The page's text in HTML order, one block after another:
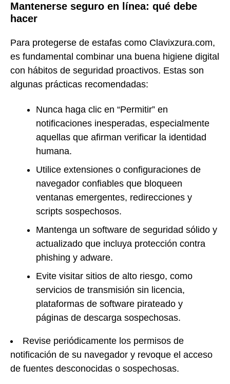
Mantenerse seguro en línea: qué debe
hacer
Para protegerse de estafas como Clavixzura.com,
es fundamental combinar una buena higiene digital
con hábitos de seguridad proactivos. Estas son
algunas prácticas recomendadas:
Nunca haga clic en “Permitir” en
notificaciones inesperadas, especialmente
aquellas que afirman verificar la identidad
humana.
Utilice extensiones o configuraciones de
navegador confiables que bloqueen
ventanas emergentes, redirecciones y
scripts sospechosos.
Mantenga un software de seguridad sólido y
actualizado que incluya protección contra
phishing y adware.
Evite visitar sitios de alto riesgo, como
servicios de transmisión sin licencia,
plataformas de software pirateado y
páginas de descarga sospechosas.
Revise periódicamente los permisos de
notificación de su navegador y revoque el acceso
de fuentes desconocidas o sospechosas.